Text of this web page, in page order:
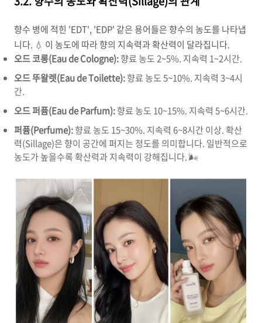
향수 병에 적힌 'EDT', 'EDP' 같은 용어들은 향수의 농도를 나타냅
니다. 💧 이 농도에 따라 향의 지속력과 확산력이 달라집니다.
오드 코롱(Eau de Cologne):향료 농도 2~5%. 지속력 1~2시간.
오드 뚜왈렛(Eau de Toilette):향료 농도 5~10%. 지속력 3~4시
간.
오드 퍼퓸(Eau de Parfum):향료 농도 10~15%. 지속력 5~6시간.
퍼퓸(Perfume):향료 농도 15~30%. 지속력 6~8시간 이상. 확산
력(Sillage)은 향이 공간에 퍼지는 정도를 의미합니다. 일반적으로
농도가 높을수록 확산력과 지속력이 강해집니다. 🌬️